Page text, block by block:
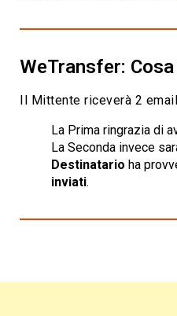
WeTransfer:
Il Mittente riceverà 2
La Prima ringrazia di
La Seconda invece
Destinatario ha
inviati.